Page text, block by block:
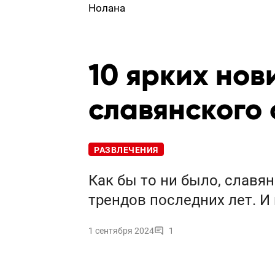
Нолана
10 ярких
славянского
РАЗВЛЕЧЕНИЯ
Как бы то ни было,
трендов последних лет. И
1 сентября 2024 1